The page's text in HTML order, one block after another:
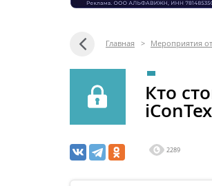
Главная > Мероприятия
Кто
2289